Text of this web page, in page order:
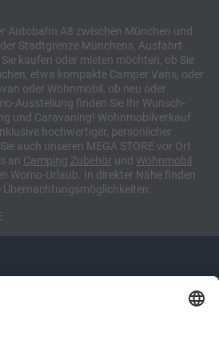
Autobahn A8 zwischen München und
Stadtgrenze Münchens, Ausfahrt
kaufen oder mieten möchten, ob Sie
etwa kompakte Camper Vans, oder
oder Wohnmobil, ob neu oder
Ausstellung finden Sie Ihr Wunsch-
und Caravaning! Wohnmobilverkauf
hochwertiger, persönlicher
auch unseren MEGA STORE vor Ort
an Camping Zubehör und Wohnmobil
Womo-Urlaub. In direkter Nähe finden
auf
anmelden und
für unseren Online-